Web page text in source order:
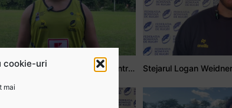
cookie-uri
mai
Adrian Țală: Visul meu este să debutez pentru România